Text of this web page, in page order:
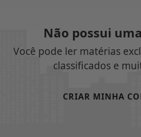
Não possui
Você pode ler matérias
classificados e
CRIAR MINHA